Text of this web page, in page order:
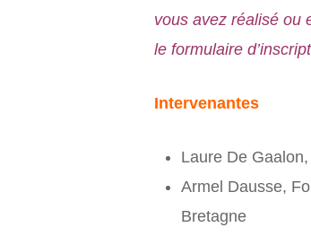
vous avez réalisé ou
le formulaire
Intervenantes
Laure De
Armel Dausse,
Bretagne